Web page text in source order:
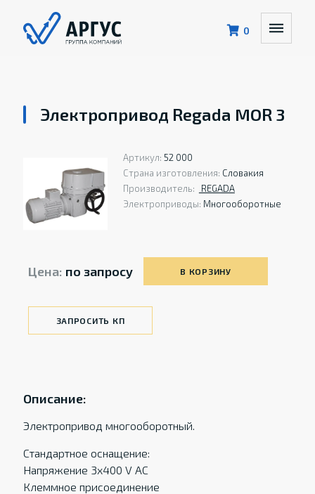
0
Электропривод Regada MOR 3
Артикул: 52 000
Страна изготовления: Словакия
Производитель:
REGADA
Электроприводы: Многооборотные
Цена: по запросу В КОРЗИНУ
ЗАПРОСИТЬ КП
Описание:
Электропривод многооборотный.
Стандартное оснащение:
Напряжение 3x400 V AC
Клеммное присоединение